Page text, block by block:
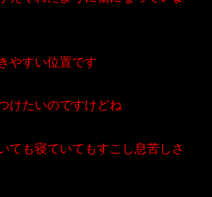
やすい位置です
けたいのですけどね
ても寝ていてもすこし息苦しさ